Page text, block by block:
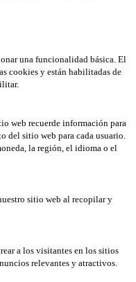
una funcionalidad básica. El
cookies y están habilitadas de
web recuerde información para
del sitio web para cada usuario.
la región, el idioma o el
sitio web al recopilar y
a los visitantes en los sitios
relevantes y atractivos.